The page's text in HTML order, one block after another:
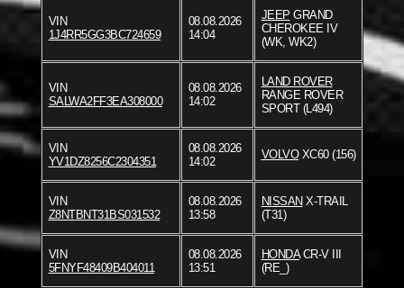
VIN
1J4RR5GG3BC724659
08.08.2026
14:04
JEEP GRAND
CHEROKEE IV
(WK, WK2)
VIN
SALWA2FF3EA308000
08.08.2026
14:02
LAND ROVER
RANGE ROVER
SPORT (L494)
VIN
YV1DZ8256C2304351
08.08.2026
14:02
VOLVOXC60 (156)
VIN
Z8NTBNT31BS031532
08.08.2026
13:58
NISSAN X-TRAIL
(T31)
VIN
5FNYF48409B404011
08.08.2026
13:51
HONDACR-V III
(RE_)